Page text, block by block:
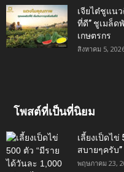
เจียไต๋ชูแน
ที่ดี” ชูเมล็ด
เกษตรกร
สิงหาคม 5,
โพสต์ที่เป็นที่นิยม
เลี้ยงเป็ดไข่
สบายๆครับ”
พฤษภาคม 23,